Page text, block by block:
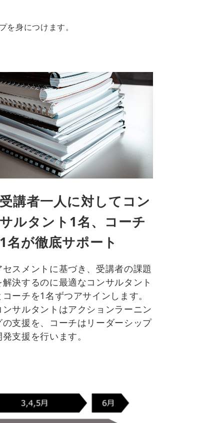
身につけます。
受講者一人に対してコン
サルタント1名、コーチ
1名が徹底サポート
セスメントに基づき、受講者の課題
解決するのに最適なコンサルタント
コーチを1名ずつアサインします。
ンサルタントはアクションラーニン
の支援を、コーチはリーダーシップ
発支援を行います。